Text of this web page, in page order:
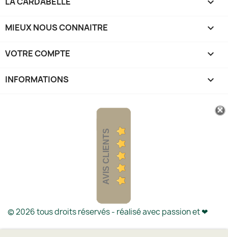
MIEUX NOUS CONNAITRE 
VOTRE COMPTE 
INFORMATIONS keyboard_arrow_down
AVIS CLIENTS
© 2026 tous droits réservés - réalisé avec passion et❤